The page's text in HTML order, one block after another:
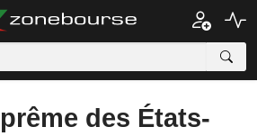
des États-